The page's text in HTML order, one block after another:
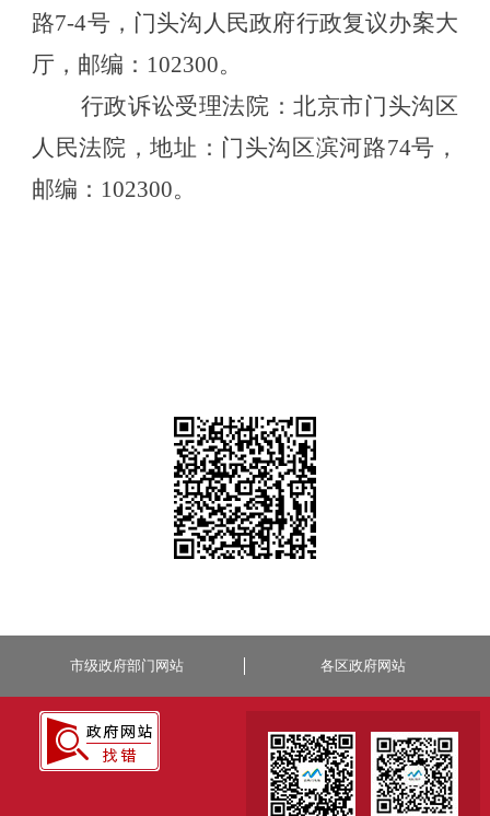
路7-4号，门头沟人民政府行政复议办案大
厅，邮编：102300。
行政诉讼受理法院：北京市门头沟区
人民法院，地址：门头沟区滨河路74号，
邮编：102300。
市级政府部门网站 各区政府网站